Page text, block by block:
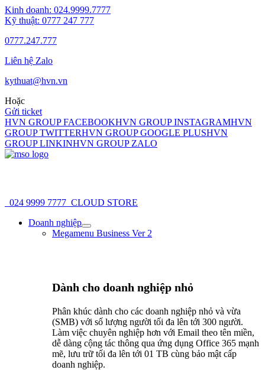
Nhảy
tới
dung
Kinh doanh: 024.9999.7777
Kỹ thuật: 0777 247 777
0777.247.777
Liên hệ Zalo
kythuat@hvn.vn
Hoặc
Gửi ticket
HVN GROUP FACEBOOKHVN GROUP INSTAGRAMHVN
GROUP TWITTERHVN GROUP GOOGLE PLUSHVN
GROUP LINKINHVN GROUP ZALO
024 9999 7777 CLOUD STORE
Doanh nghiệp
Bật/tắt
Menu
Megamenu Business Ver 2
Dành cho doanh nghiệp nhỏ​
Phân khúc dành cho các doanh nghiệp nhỏ và vừa
(SMB) với số lượng người tối đa lên tới 300 người.
Làm việc chuyên nghiệp hơn với Email theo tên miền,
dễ dàng cộng tác thông qua ứng dụng Office 365 mạnh
mẽ, lưu trữ tối đa lên tới 01 TB cùng bảo mật cấp
doanh nghiệp.